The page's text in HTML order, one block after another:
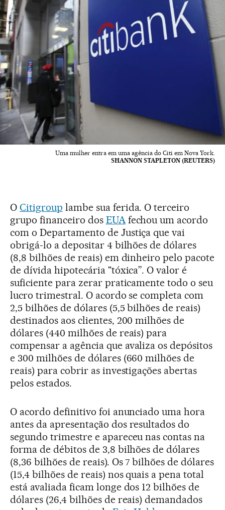
Uma mulher entra em uma agência do Citi em Nova York.
SHANNON STAPLETON (REUTERS)
O Citigroup lambe sua ferida. O terceiro
grupo financeiro dos EUAfechou um acordo
com o Departamento de Justiça que vai
obrigá-lo a depositar 4 bilhões de dólares
(8,8 bilhões de reais) em dinheiro pelo pacote
de dívida hipotecária "tóxica”. O valor é
suficiente para zerar praticamente todo o seu
lucro trimestral. O acordo se completa com
2,5 bilhões de dólares (5,5 bilhões de reais)
destinados aos clientes, 200 milhões de
dólares (440 milhões de reais) para
compensar a agência que avaliza os depósitos
e 300 milhões de dólares (660 milhões de
reais) para cobrir as investigações abertas
pelos estados.
O acordo definitivo foi anunciado uma hora
antes da apresentação dos resultados do
segundo trimestre e apareceu nas contas na
forma de débitos de 3,8 bilhões de dólares
(8,36 bilhões de reais). Os 7 bilhões de dólares
(15,4 bilhões de reais) nos quais a pena total
está avaliada ficam longe dos 12 bilhões de
dólares (26,4 bilhões de reais) demandados